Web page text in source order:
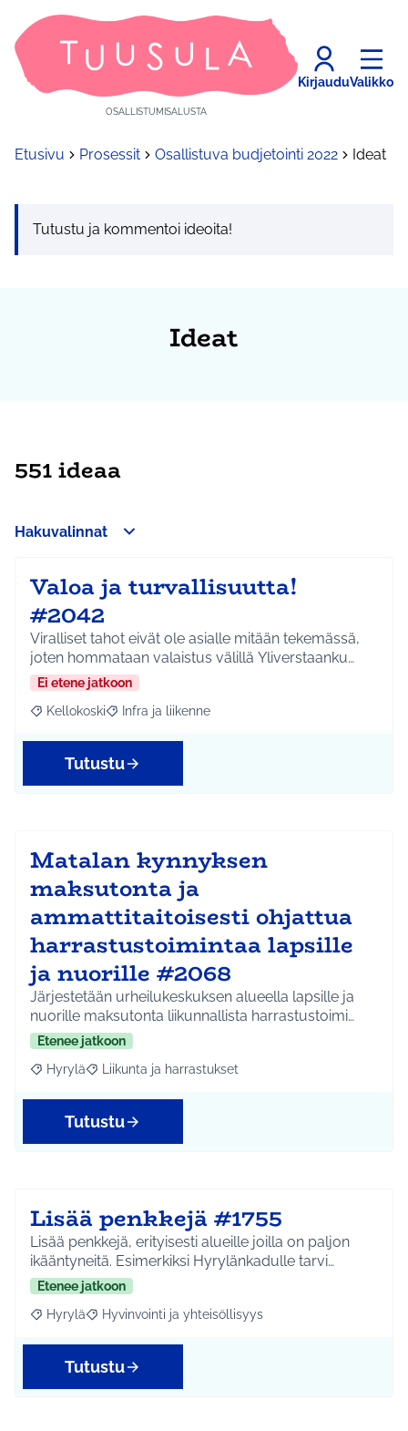
OSALLISTUMISALUSTA
KirjauduValikko
Etusivu Prosessit Osallistuva budjetointi 2022 Ideat
Tutustu ja kommentoi ideoita!
Ideat
551 ideaa
Hakuvalinnat
Valoa ja turvallisuutta!
#2042
Viralliset tahot eivät ole asialle mitään tekemässä,
joten hommataan valaistus välillä Yliverstaanku…
Ei etene jatkoon
Rajaa tulokset aihepiirin mukaan: Kellokoski
Kellokoski Rajaa tulokset teeman mukaan: Infra ja liikenne
Infra ja liikenne
Tutustu
Matalan kynnyksen
maksutonta ja
ammattitaitoisesti ohjattua
harrastustoimintaa lapsille
ja nuorille #2068
Järjestetään urheilukeskuksen alueella lapsille ja
nuorille maksutonta liikunnallista harrastustoimi…
Etenee jatkoon
Rajaa tulokset aihepiirin mukaan: Hyrylä
Hyrylä Rajaa tulokset teeman mukaan: Liikunta ja
Liikunta ja harrastukset
Tutustu
Lisää penkkejä #1755
Lisää penkkejä, erityisesti alueille joilla on paljon
ikääntyneitä. Esimerkiksi Hyrylänkadulle tarvi…
Etenee jatkoon
Rajaa tulokset aihepiirin mukaan: Hyrylä
Hyrylä Rajaa tulokset teeman mukaan: Hyvinvointi ja
Hyvinvointi ja yhteisöllisyys
Tutustu